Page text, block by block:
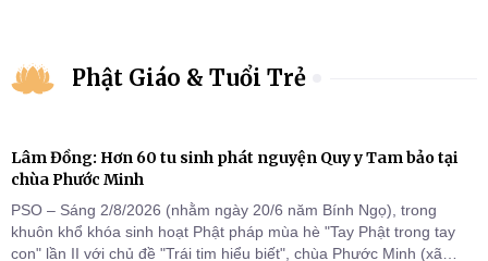
Phật Giáo & Tuổi Trẻ
Lâm Đồng: Hơn 60 tu sinh phát nguyện Quy y Tam bảo tại
chùa Phước Minh
PSO – Sáng 2/8/2026 (nhằm ngày 20/6 năm Bính Ngọ), trong
khuôn khổ khóa sinh hoạt Phật pháp mùa hè "Tay Phật trong tay
con" lần II với chủ đề "Trái tim hiểu biết", chùa Phước Minh (xã